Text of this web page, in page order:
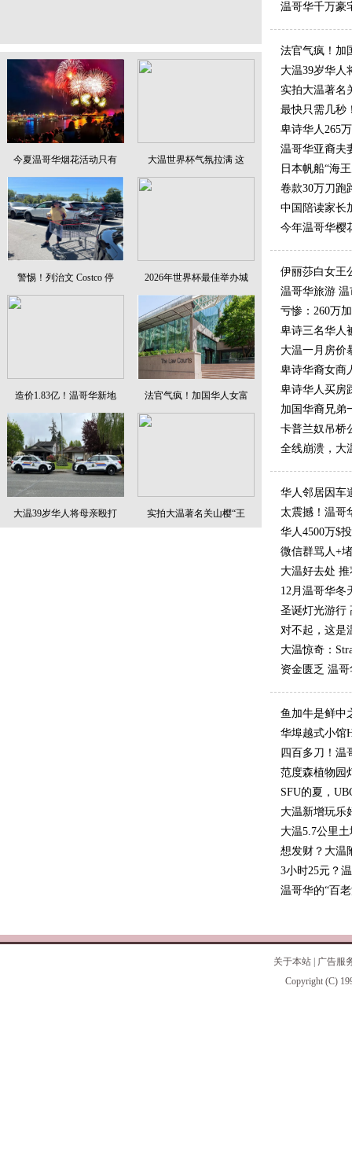
今夏温哥华烟花活动只有 大温世界杯气氛拉满 这
警惕！列治文 Costco 停 2026年世界杯最佳举办城
造价1.83亿！温哥华新地 法官气疯！加国华人女富
大温39岁华人将母亲殴打 实拍大温著名关山樱“王
温哥华千万豪
法官气疯！加
大温39岁华人
实拍大温著名
最快只需几秒
卑诗华人265
温哥华亚裔夫
日本帆船“海
卷款30万刀跑
中国陪读家长
今年温哥华樱
伊丽莎白女王
温哥华旅游
亏惨：260万
卑诗三名华人
大温一月房价
卑诗华裔女商
卑诗华人买房
加国华裔兄弟
卡普兰奴吊桥
全线崩溃，大
华人邻居因车
太震撼！温哥
华人4500万$
微信群骂人+
大温好去处
12月温哥华冬
圣诞灯光游行
对不起，这是
大温惊奇：
资金匮乏 温
鱼加牛是鲜中
华埠越式小馆
四百多刀！温
范度森植物园
SFU的夏，
大温新增玩乐
大温5.7公里
想发财？大温
3小时25元？
温哥华的“百
关于本站
广告服
Copyright (C)